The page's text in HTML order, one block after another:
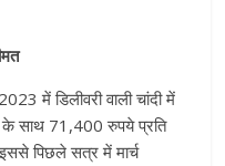
में डिलीवरी वाली चांदी में
साथ 71,400 रुपये प्रति
इससे पिछले सत्र में मार्च